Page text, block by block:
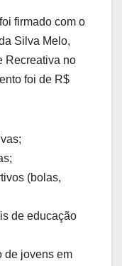
firmado com o
Silva Melo,
Recreativa no
foi de R$
(bolas,
de educação
de jovens em